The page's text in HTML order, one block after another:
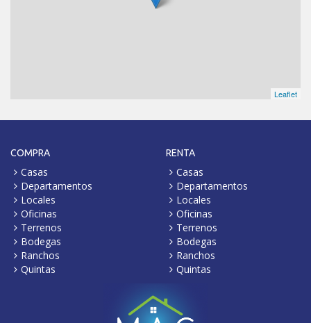
Leaflet
COMPRA
Casas
Departamentos
Locales
Oficinas
Terrenos
Bodegas
Ranchos
Quintas
RENTA
Casas
Departamentos
Locales
Oficinas
Terrenos
Bodegas
Ranchos
Quintas